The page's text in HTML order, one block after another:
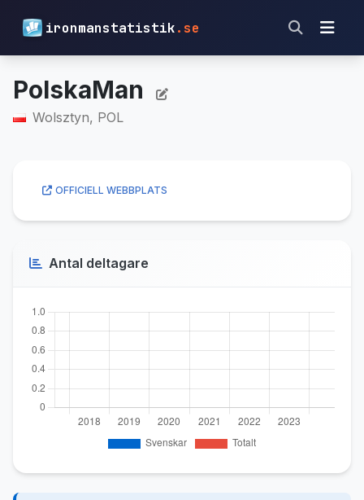
ironmanstatistik.se
PolskaMan
Wolsztyn, POL
OFFICIELL WEBBPLATS
Antal deltagare